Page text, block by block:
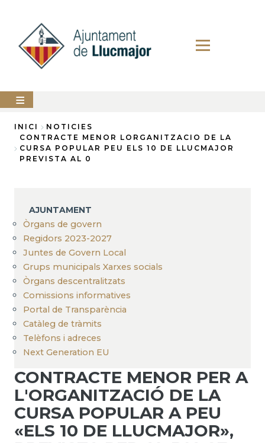
contingut
AJUNTAMENT
LLUCMAJOR
PERFIL
DEL
CONTRACTANT
ANUNCIS
Fil
d'Ariadna
INICI
NOTICIES
CONTRACTE MENOR LORGANITZACIO DE LA
CURSA POPULAR PEU ELS 10 DE LLUCMAJOR
PREVISTA AL 0
AJUNTAMENT
Òrgans de govern
Regidors 2023-2027
Juntes de Govern Local
Grups municipals Xarxes socials
Òrgans descentralitzats
Comissions informatives
Portal de Transparència
Catàleg de tràmits
Telèfons i adreces
Next Generation EU
CONTRACTE MENOR PER A
L'ORGANITZACIÓ DE LA
CURSA POPULAR A PEU
«ELS 10 DE LLUCMAJOR»,